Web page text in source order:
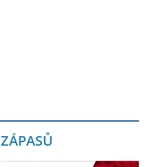
ZÁPASŮ